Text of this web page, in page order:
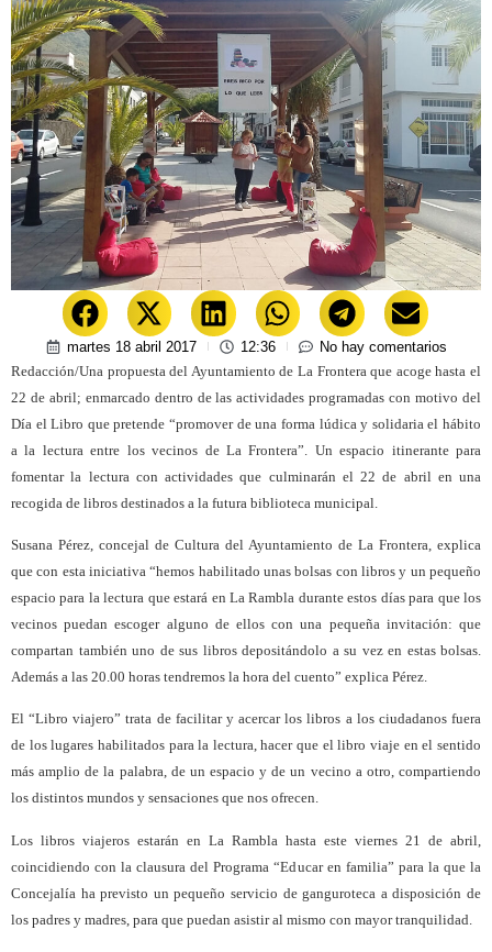
martes 18 abril 2017 12:36
No hay comentarios
Redacción/Una propuesta del Ayuntamiento de La Frontera que acoge hasta el
22 de abril; enmarcado dentro de las actividades programadas con motivo del
Día el Libro que pretende “promover de una forma lúdica y solidaria el hábito
a la lectura entre los vecinos de La Frontera”. Un espacio itinerante para
fomentar la lectura con actividades que culminarán el 22 de abril en una
recogida de libros destinados a la futura biblioteca municipal.
Susana Pérez, concejal de Cultura del Ayuntamiento de La Frontera, explica
que con esta iniciativa “hemos habilitado unas bolsas con libros y un pequeño
espacio para la lectura que estará en La Rambla durante estos días para que los
vecinos puedan escoger alguno de ellos con una pequeña invitación: que
compartan también uno de sus libros depositándolo a su vez en estas bolsas.
Además a las 20.00 horas tendremos la hora del cuento” explica Pérez.
El “Libro viajero” trata de facilitar y acercar los libros a los ciudadanos fuera
de los lugares habilitados para la lectura, hacer que el libro viaje en el sentido
más amplio de la palabra, de un espacio y de un vecino a otro, compartiendo
los distintos mundos y sensaciones que nos ofrecen.
Los libros viajeros estarán en La Rambla hasta este viernes 21 de abril,
coincidiendo con la clausura del Programa “Educar en familia” para la que la
Concejalía ha previsto un pequeño servicio de ganguroteca a disposición de
los padres y madres, para que puedan asistir al mismo con mayor tranquilidad.